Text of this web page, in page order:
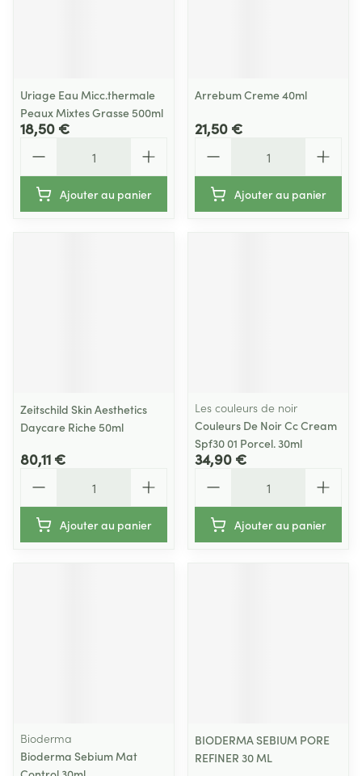
Uriage Eau Micc.thermale
Peaux Mixtes Grasse 500ml
18,50 €
Ajouter au panier
Arrebum Creme 40ml
21,50 €
Ajouter au panier
Zeitschild Skin Aesthetics
Daycare Riche 50ml
80,11 €
Ajouter au panier
Les couleurs de noir
Couleurs De Noir Cc Cream
Spf30 01 Porcel. 30ml
34,90 €
Ajouter au panier
Bioderma
Bioderma Sebium Mat
BIODERMA SEBIUM PORE
REFINER 30 ML